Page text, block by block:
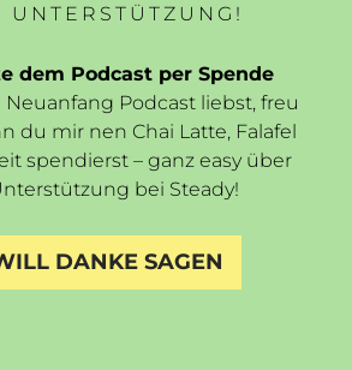
UNTERSTÜTZUNG!
dem Podcast per Spende
Podcast liebst, freu
du mir nen Chai Latte, Falafel
spendierst – ganz easy über
bei Steady!
DANKE SAGEN